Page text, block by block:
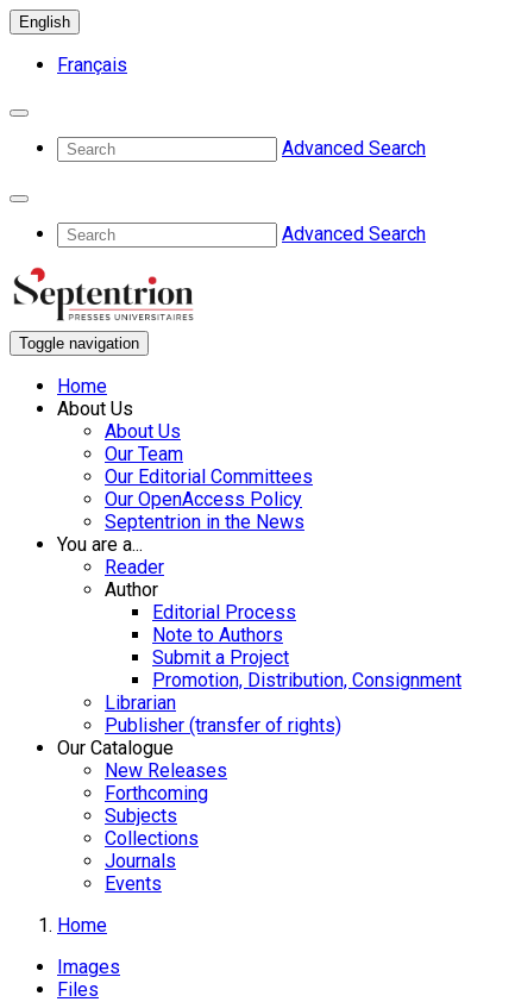
English
Français
Advanced Search
Advanced Search
Toggle navigation
Home
About Us
About Us
Our Team
Our Editorial Committees
Our OpenAccess Policy
Septentrion in the News
You are a...
Reader
Author
Editorial Process
Note to Authors
Submit a Project
Promotion, Distribution, Consignment
Librarian
Publisher (transfer of rights)
Our Catalogue
New Releases
Forthcoming
Subjects
Collections
Journals
Events
Home
Images
Files